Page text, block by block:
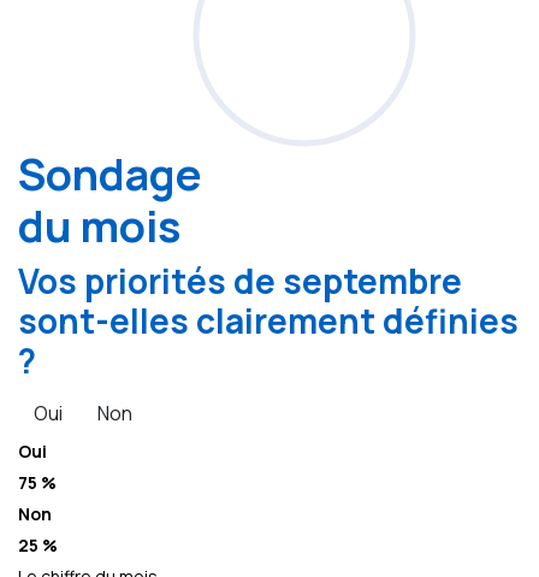
Sondage
du mois
Vos priorités de septembre
sont-elles clairement définies
?
Oui Non
Oui
75 %
Non
25 %